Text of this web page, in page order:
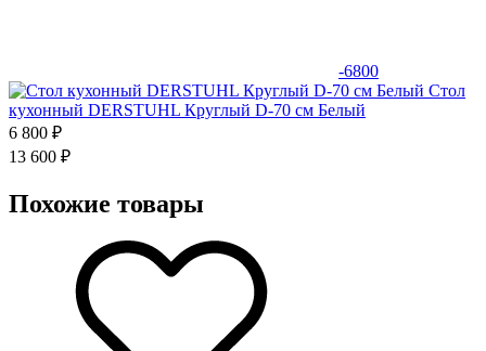
-6800
Стол
кухонный DERSTUHL Круглый D-70 см Белый
6 800 ₽
13 600 ₽
Похожие товары